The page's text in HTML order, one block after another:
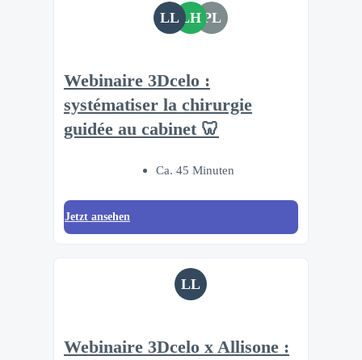
LL LH PL
Webinaire 3Dcelo :
systématiser la chirurgie
guidée au cabinet 🦷
Ca. 45 Minuten
Jetzt ansehen
LL
Webinaire 3Dcelo x Allisone :